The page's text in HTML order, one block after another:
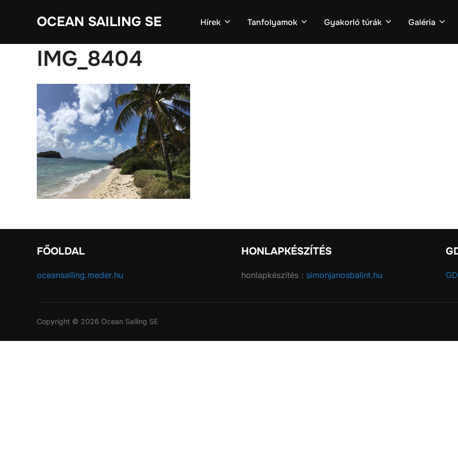
OCEAN SAILING SE Hírek Tanfolyamok Gyakorló túrák Galéria
IMG_8404
FŐOLDAL
oceansailing.meder.hu
HONLAPKÉSZÍTÉS
honlapkészítés : simonjanosbalint.hu
Copyright © 2026 Ocean Sailing SE